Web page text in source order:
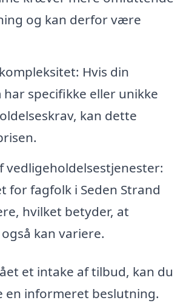
og kan derfor være
Hvis din
har specifikke eller unikke
kan dette
vedligeholdelsestjenester:
for fagfolk i Seden Strand
hvilket betyder, at
kan variere.
et intake af tilbud, kan du
informeret beslutning.